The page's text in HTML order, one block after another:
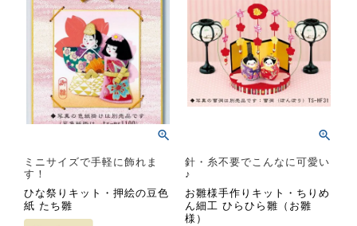
ミニサイズで手軽に飾れま
す！
ひな祭りキット・押絵の豆色
紙 たち雛
針・糸不要でこんなに可愛い
♪
お雛様手作りキット・ちりめ
ん細工 ひらひら雛（お雛
様）